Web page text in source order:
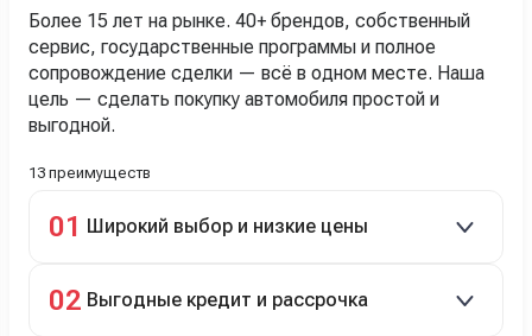
Более 15 лет на рынке. 40+ брендов, собственный
сервис, государственные программы и полное
сопровождение сделки — всё в одном месте. Наша
цель — сделать покупку автомобиля простой и
выгодной.
13 преимуществ
01 Широкий выбор и низкие цены
подержанные авто.
02 Выгодные кредит и рассрочка